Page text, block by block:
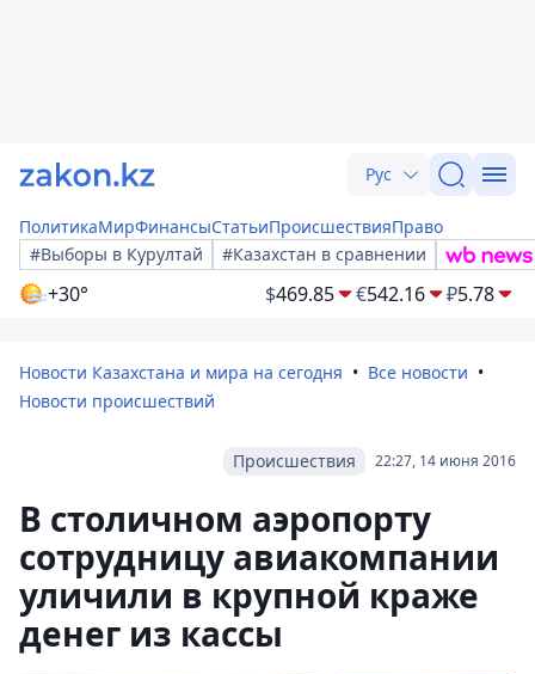
Рус
ПолитикаМирФинансыСтатьиПроисшествияПраво
#Выборы в Курултай
#Казахстан в сравнении
+30° $469.85 €542.16 ₽5.78
Новости Казахстана и мира на сегодня
Все новости
Новости происшествий
22:27, 14 июня 2016
Происшествия
В столичном аэропорту
сотрудницу авиакомпании
уличили в крупной краже
денег из кассы